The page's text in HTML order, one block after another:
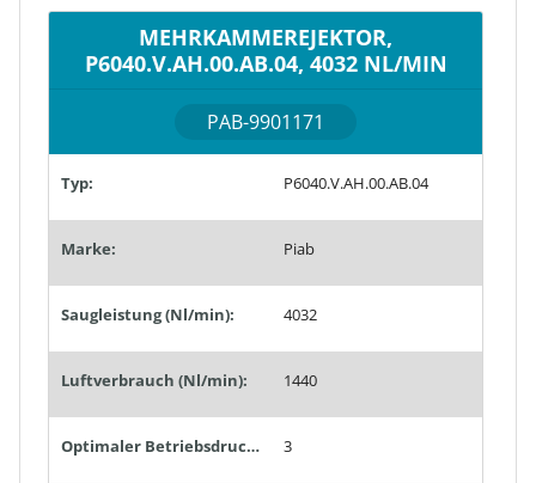
MEHRKAMMEREJEKTOR,
P6040.V.AH.00.AB.04, 4032 NL/MIN
PAB-9901171
Typ: P6040.V.AH.00.AB.04
Marke: Piab
Saugleistung (Nl/min): 4032
Luftverbrauch (Nl/min): 1440
Optimaler Betriebsdruck (bar): 3